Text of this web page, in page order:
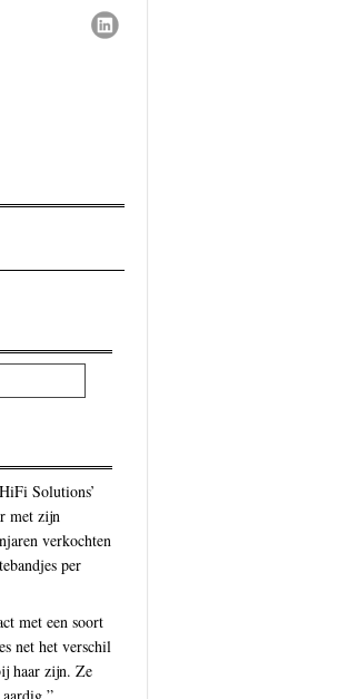
Solutions’
met zijn
verkochten
per
met een soort
net het verschil
haar zijn. Ze